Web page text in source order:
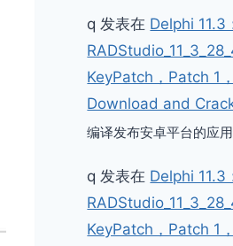
q 发表在 Delphi 11.3
KeyPatch，Patch 1
Download and
编译发布安卓平台的应
q 发表在 Delphi 11.3
KeyPatch，Patch 1